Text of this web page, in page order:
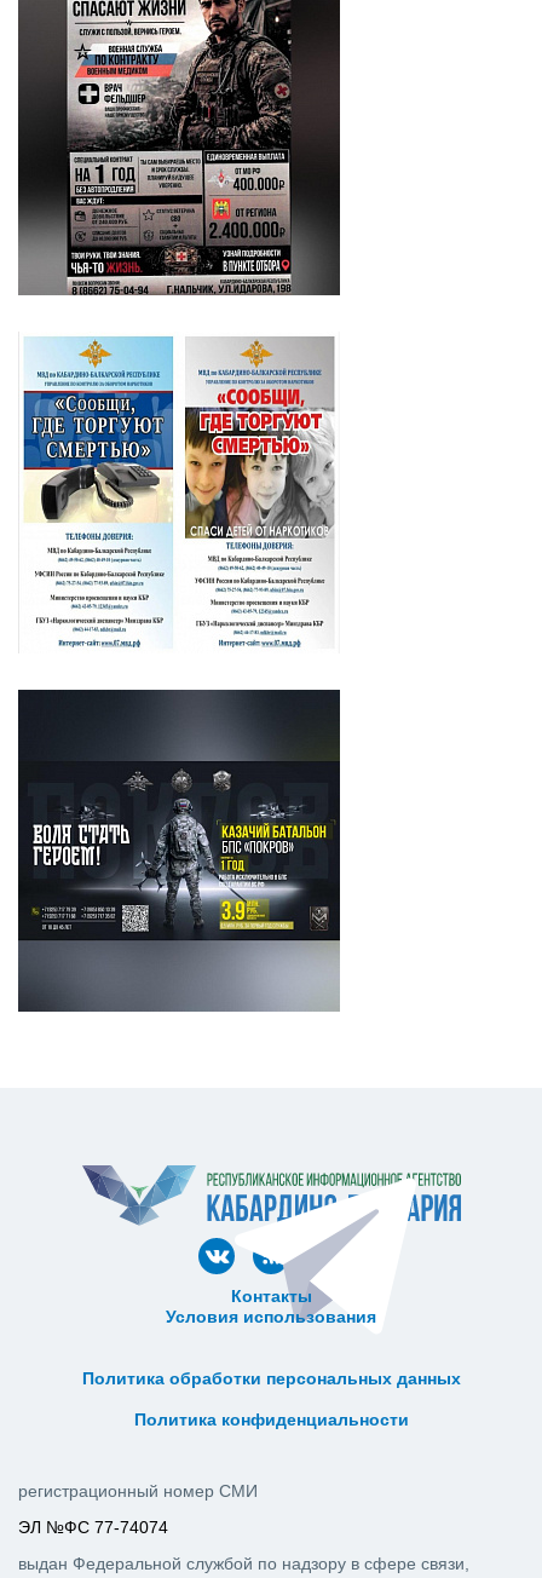
Контакты
Условия использования
Политика обработки персональных данных
Политика конфиденциальности
регистрационный номер СМИ
ЭЛ №ФС 77-74074
выдан Федеральной службой по надзору в сфере связи,